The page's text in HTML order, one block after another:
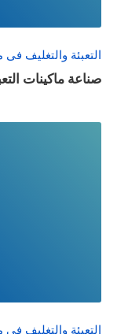
التعبئة والتغليف
صناعة ماكينات
التعبئة والتغليف